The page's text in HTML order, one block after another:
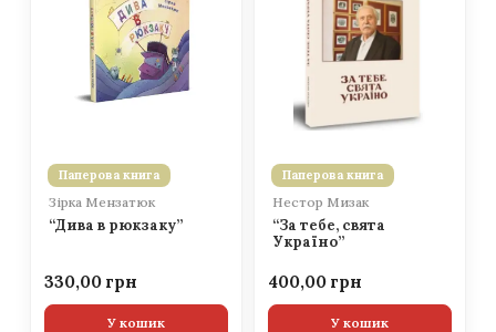
Паперова книга
Зірка Мензатюк
“Дива в рюкзаку”
330,00
У кошик
Паперова книга
Нестор Мизак
“За тебе, свята
Україно”
400,00
У кошик